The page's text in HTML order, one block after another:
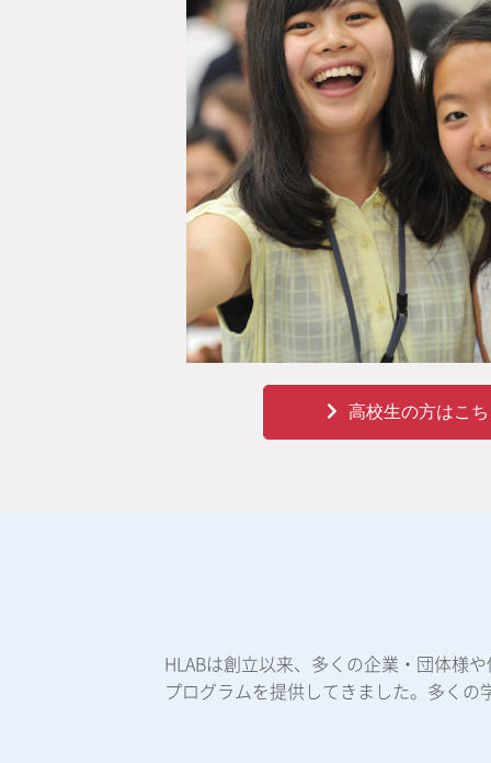
高校生の方はこ
HLABは創立以来、多くの企業・団体様
プログラムを提供してきました。多く